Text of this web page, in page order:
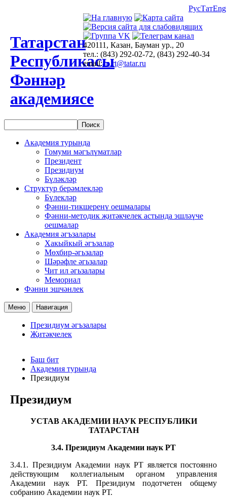
РусТатEng
Татарстан
Республикасы
Фәннәр
академиясе
420111, Казан, Бауман ур., 20
тел.: (843) 292-02-72, (843) 292-40-34
email:an.rt@tatar.ru
Академия турында
Гомуми мәгълүматлар
Президент
Президиум
Бүләкләр
Структур берәмлекләр
Бүлекләр
Фәнни-тикшеренү оешмалары
Фәнни-методик җитәкчелек астында эшләүче
оешмалар
Академия әгъзалары
Хакыйкый әгъзалар
Мөхбир-әгьзалар
Шәрәфле әгьзалар
Чит ил әгьзалары
Мемориал
Фәнни эшчәнлек
Меню Навигация
Президиум әгъзалары
Җитәкчелек
Баш бит
Академия турында
Президиум
Президиум
УСТАВ АКАДЕМИИ НАУК РЕСПУБЛИКИ
ТАТАРСТАН
3.4. Президиум Академии наук РТ
3.4.1. Президиум Академии наук РТ является постоянно
действующим коллегиальным органом управления
Академии наук РТ. Президиум подотчетен общему
собранию Академии наук РТ.